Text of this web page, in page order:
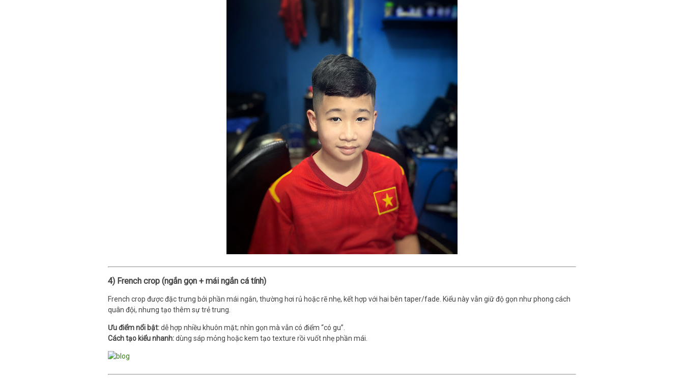
4) French crop (ngắn gọn + mái ngắn cá tính)
French crop được đặc trưng bởi phần mái ngắn, thường hơi rủ hoặc rẽ nhẹ, kết hợp với hai bên taper/fade. Kiểu này vẫn giữ độ gọn như phong cách
quân đội, nhưng tạo thêm sự trẻ trung.
Ưu điểm nổi bật:dễ hợp nhiều khuôn mặt; nhìn gọn mà vẫn có điểm “có gu”.
Cách tạo kiểu nhanh:dùng sáp mỏng hoặc kem tạo texture rồi vuốt nhẹ phần mái.